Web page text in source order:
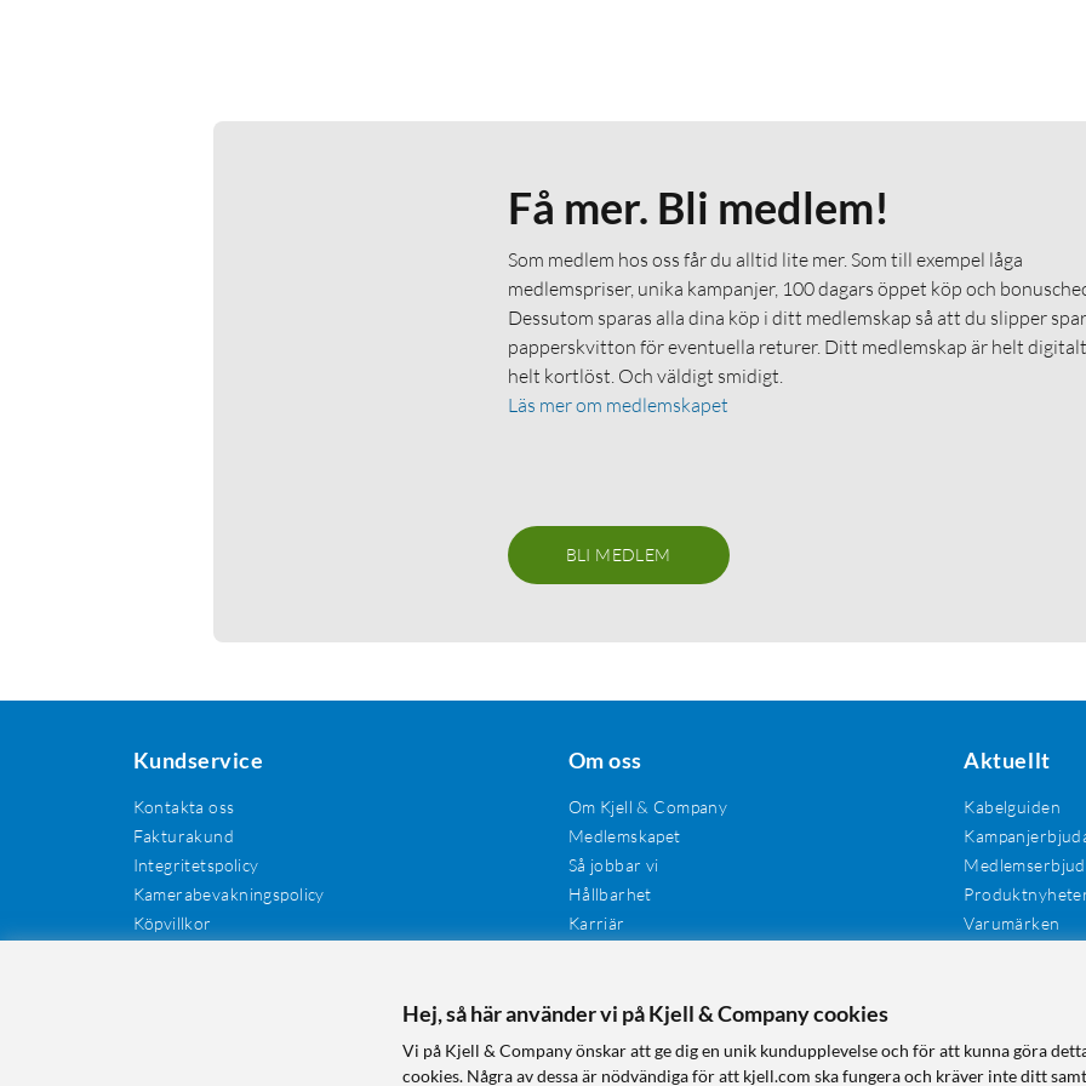
Få mer. Bli medlem!
Som medlem hos oss får du alltid lite mer. Som till exempel låga
medlemspriser, unika kampanjer, 100 dagars öppet köp och
Dessutom sparas alla dina köp i ditt medlemskap så att du slipper
papperskvitton för eventuella returer. Ditt medlemskap är helt
helt kortlöst. Och väldigt smidigt.
Läs mer om medlemskapet
BLI MEDLEM
Kundservice
Kontakta oss
Fakturakund
Integritetspolicy
Kamerabevakningspolicy
Köpvillkor
Om oss
Om Kjell & Company
Medlemskapet
Så jobbar vi
Hållbarhet
Karriär
Tillgänglighet
Aktuellt
Kabelguiden
Varumärken
Hej, så här använder vi på Kjell & Company cookies
Vi på Kjell & Company önskar att ge dig en unik kundupplevelse och för att kunna göra
cookies. Några av dessa är nödvändiga för att kjell.com ska fungera och kräver inte ditt